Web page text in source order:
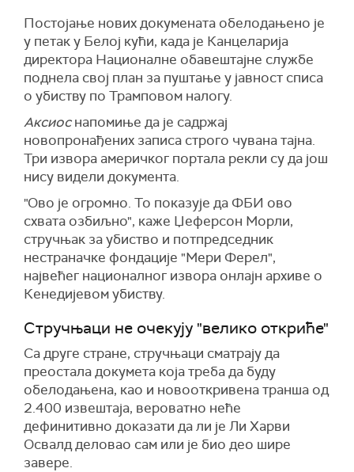
Постојање нових докумената обелодањено је
у петак у Белој кући, када је Канцеларија
директора Националне обавештајне службе
поднела свој план за пуштање у јавност списа
о убиству по Трамповом налогу.
Аксиоснапомиње да је садржај
новопронађених записа строго чувана тајна.
Три извора америчког портала рекли су да још
нису видели документа.
"Ово је огромно. То показује да ФБИ ово
схвата озбиљно", каже Џеферсон Морли,
стручњак за убиство и потпредседник
нестраначке фондације "Мери Ферел",
највећег националног извора онлајн архиве о
Кенедијевом убиству.
Стручњаци не очекују "велико откриће"
Са друге стране, стручњаци сматрају да
преостала докумета која треба да буду
обелодањена, као и новооткривена транша од
2.400 извештаја, вероватно неће
дефинитивно доказати да ли је Ли Харви
Освалд деловао сам или је био део шире
завере.